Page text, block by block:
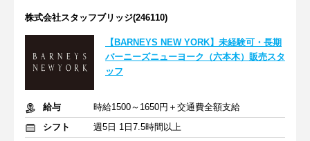
株式会社スタッフブリッジ(246110)
【BARNEYS NEW YORK】未経験可・長期
バーニーズニューヨーク（六本木）販売スタ
ッフ
給与
時給1500～1650円＋交通費全額支給
シフト
週5日 1日7.5時間以上